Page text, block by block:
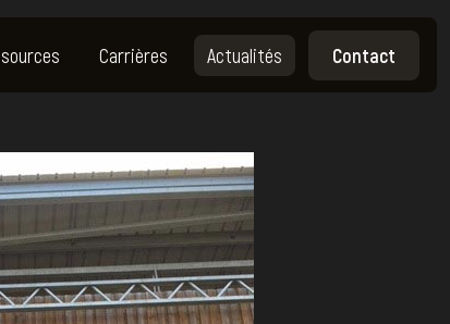
Carrières Actualités Contact